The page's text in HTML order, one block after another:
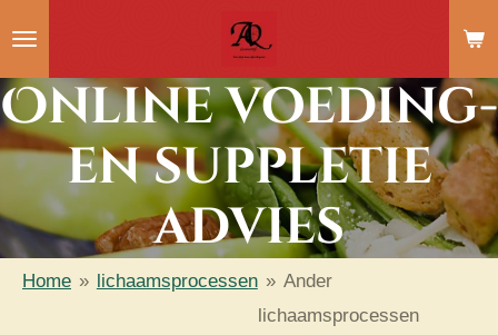
Ga
naar
de
hoofdinhoud
Online voeding-
en suppletie
advies
Home » lichaamsprocessen » Ander
lichaamsprocessen